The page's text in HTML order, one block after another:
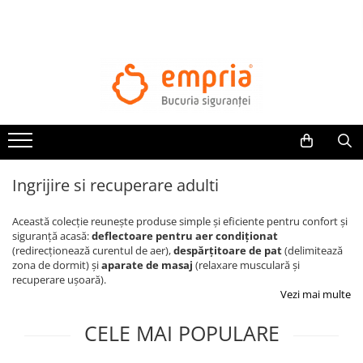
Bariere protectie pentru pat
Protectii mobilier
Protectie colturi mobila copii
Sigurante pentru sertare si usi
Sigurante geamuri si usi glisante
Ingrijire si recuperare adulti
Această colecție reunește produse simple și eficiente pentru confort și
siguranță acasă:deflectoare pentru aer condiționat
(redirecționează curentul de aer),despărțitoare de pat(delimitează
zona de dormit) șiaparate de masaj (relaxare musculară și
recuperare ușoară).
Vezi mai multe
CELE MAI POPULARE